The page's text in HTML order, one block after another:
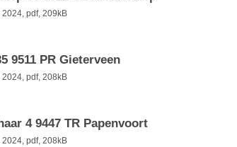
2024, pdf, 209kB
9511 PR Gieterveen
2024, pdf, 208kB
4 9447 TR Papenvoort
2024, pdf, 208kB